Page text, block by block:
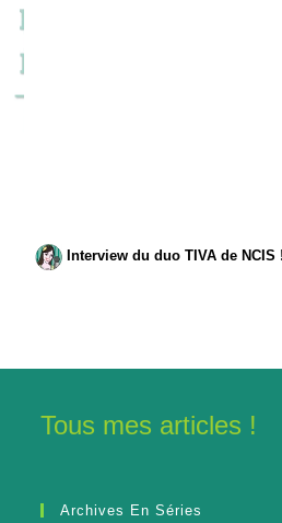
Interview du duo TIVA de NCIS !
Tous mes articles !
Archives En Séries